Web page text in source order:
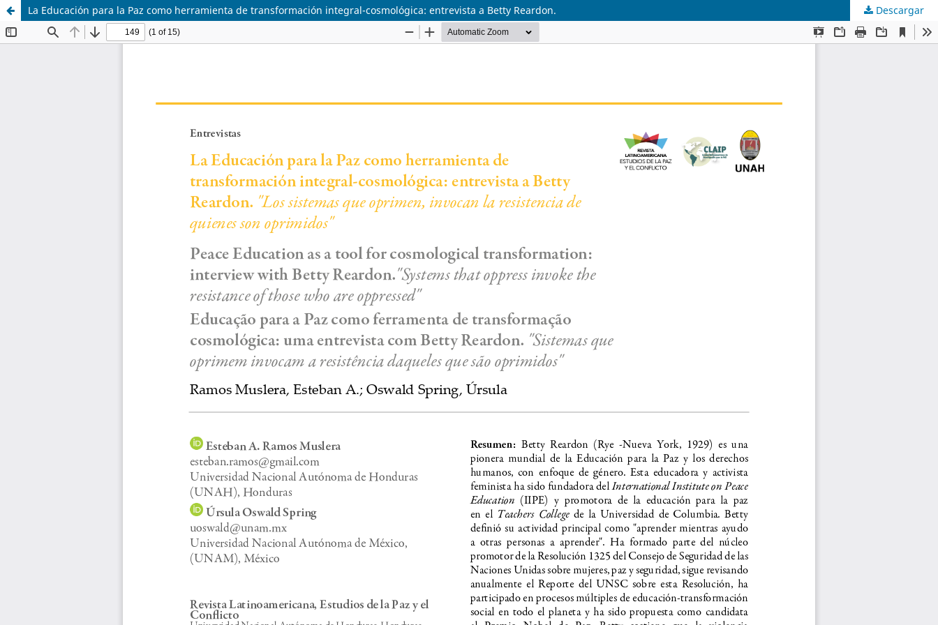
La Educación para la Paz como herramienta de transformación integral-cosmológica: entrevista a Betty Reardon. Descargar